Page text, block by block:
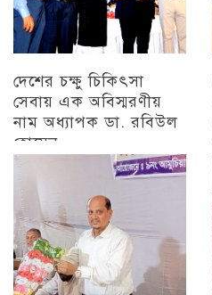
দেশের চক্ষু চিকিৎসা
সেবায় এক অবিস্মরণীয়
নাম অধ্যাপক ডা. রবিউল
হোসেন